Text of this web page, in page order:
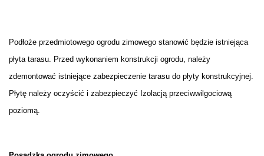
Podłoże przedmiotowego ogrodu zimowego stanowić będzie istniejąca
płyta tarasu. Przed wykonaniem konstrukcji ogrodu, należy
zdemontować istniejące zabezpieczenie tarasu do płyty konstrukcyjnej.
Płytę należy oczyścić i zabezpieczyć Izolacją przeciwwilgociową
poziomą.